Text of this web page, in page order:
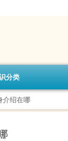
分类
介绍在哪